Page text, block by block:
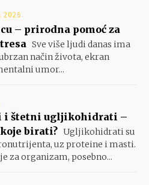
2026.
– prirodna pomoć za
Sve više ljudi danas ima
način života, ekran
umor...
i štetni ugljikohidrati –
birati? Ugljikohidrati su
uz proteine i masti.
za organizam, posebno...